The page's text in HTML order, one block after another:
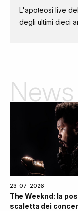
L'apoteosi live
degli ultimi dieci
News
23-07-2026
The Weeknd: la
scaletta dei